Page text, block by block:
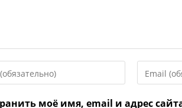
свой
адрес,
моё имя, email и адрес